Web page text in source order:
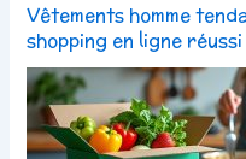
Vêtements homme
shopping en ligne réussi